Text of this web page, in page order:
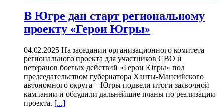
В Югре дан старт региональному
проекту «Герои Югры»
04.02.2025 На заседании организационного комитета
регионального проекта для участников СВО и
ветеранов боевых действий «Герои Югры» под
председательством губернатора Ханты-Мансийского
автономного округа – Югры подвели итоги заявочной
кампании и обсудили дальнейшие планы по реализации
проекта. [...]